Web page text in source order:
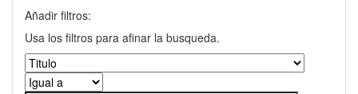
Añadir filtros:
Usa los filtros para afinar la busqueda.